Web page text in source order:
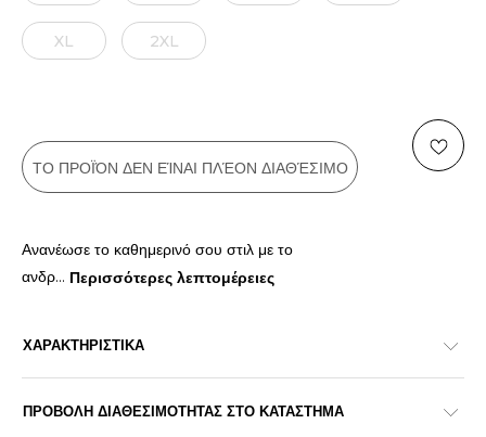
XL 2XL
ΤΟ ΠΡΟΪΌΝ ΔΕΝ ΕΊΝΑΙ ΠΛΈΟΝ ΔΙΑΘΈΣΙΜΟ
Ανανέωσε το καθημερινό σου στιλ με το
ανδρ... Περισσότερες λεπτομέρειες
ΧΑΡΑΚΤΗΡΙΣΤΙΚΑ
ΠΡΟΒΟΛΗ ΔΙΑΘΕΣΙΜΟΤΗΤΑΣ ΣΤΟ ΚΑΤΑΣΤΗΜΑ